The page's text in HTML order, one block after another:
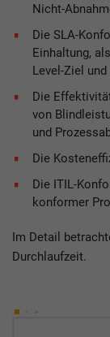
Nicht-
Die SLA-
Einhaltung,
Level-Ziel
Die
von
und
Die
Die ITIL-
konformer
Im Detail
Durchlaufzeit.